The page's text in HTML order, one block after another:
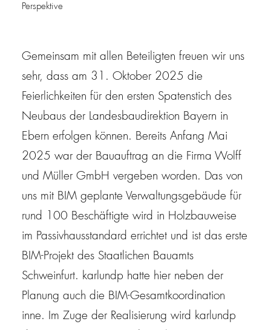
Perspektive
Gemeinsam mit allen Beteiligten freuen wir uns
sehr, dass am 31. Oktober 2025 die
Feierlichkeiten für den ersten Spatenstich des
Neubaus der Landesbaudirektion Bayern in
Ebern erfolgen können. Bereits Anfang Mai
2025 war der Bauauftrag an die Firma Wolff
und Müller GmbH vergeben worden. Das von
uns mit BIM geplante Verwaltungsgebäude für
rund 100 Beschäftigte wird in Holzbauweise
im Passivhausstandard errichtet und ist das erste
BIM-Projekt des Staatlichen Bauamts
Schweinfurt. karlundp hatte hier neben der
Planung auch die BIM-Gesamtkoordination
inne. Im Zuge der Realisierung wird karlundp